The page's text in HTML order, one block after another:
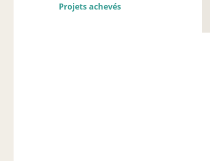
Projets achevés